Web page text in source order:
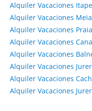
Alquiler Vacaciones
Alquiler Vacaciones
Alquiler Vacaciones
Alquiler Vacaciones
Alquiler Vacaciones
Alquiler Vacaciones
Alquiler Vacaciones
Alquiler Vacaciones